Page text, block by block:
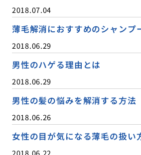
2018.07.04
薄毛解消におすすめのシャンプ
2018.06.29
男性のハゲる理由とは
2018.06.29
男性の髪の悩みを解消する方法
2018.06.26
女性の目が気になる薄毛の扱い
2018.06.22